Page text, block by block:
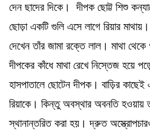
দেন ছাদের দিকে। দীপক ছোট্ট শিশু
ছোড়া একটি গুলি এসে লাগে রিয়ার
দেখেন তাঁর জামা রক্তে লাল। মাথা
দীপকের কাঁধে মাথা রেখে নিস্তেজ হয়ে
হাসপাতালে ছোটেন দীপক। বাড়ির কাছেই
রিয়াকে। কিন্তু অবস্থার অবনতি হওয়ায়
স্থানান্তরিত করা হয়। দ্রুত